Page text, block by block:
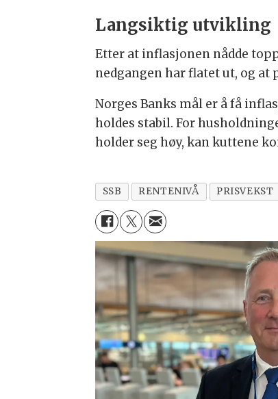
Langsiktig utvikling
Etter at inflasjonen nådde
nedgangen har flatet ut, og
Norges Banks mål er å få
holdes stabil. For
holder seg høy, kan kuttene
SSB RENTENIVÅ PRISVEKST